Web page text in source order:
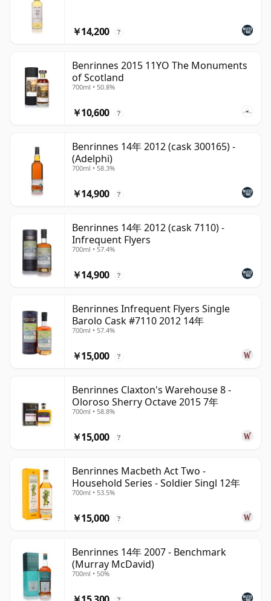
￥14,200 ?
Benrinnes 2015 11YO The Monuments
of Scotland
700ml • 50.8%
￥10,600 ?
Benrinnes 14年 2012 (cask 300165) -
(Adelphi)
700ml • 58.3%
￥14,900 ?
Benrinnes 14年 2012 (cask 7110) -
Infrequent Flyers
700ml • 57.4%
￥14,900 ?
Benrinnes Infrequent Flyers Single
Barolo Cask #7110 2012 14年
700ml • 57.4%
￥15,000 ?
Benrinnes Claxton's Warehouse 8 -
Oloroso Sherry Octave 2015 7年
700ml • 58.8%
￥15,000 ?
Benrinnes Macbeth Act Two -
Household Series - Soldier Singl 12年
700ml • 53.5%
￥15,000 ?
Benrinnes 14年 2007 - Benchmark
(Murray McDavid)
700ml • 50%